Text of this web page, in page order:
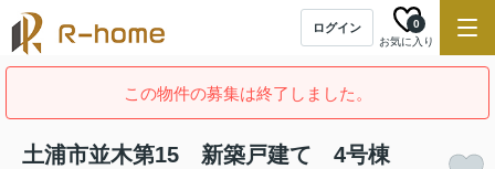
ログイン
お気に入り
0
この物件の募集は終了しました。
土浦市並木第15 新築戸建て 4号棟